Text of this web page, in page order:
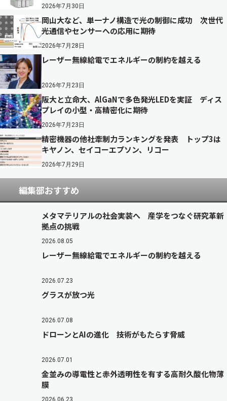
2026年7月30日
岡山大など、単一ナノ構造で光の制御に成功 次世代
光通信やセンサーへの応用に期待
2026年7月28日
レーザー無線給電でエネルギーの制約を越える
2026年7月23日
阪大と立命大、AlGaNで多色発光LEDを実証 ディス
プレイの小型・高精密化に期待
2026年7月23日
精密機器の他社牽制力ランキングを発表 トップ3は
キヤノン、セイコーエプソン、リコー
2026年7月29日
編集部おすすめ
メタマテリアルの社会実装へ 産学をつなぐ研究革新
拠点の挑戦
2026.08.05
レーザー無線給電でエネルギーの制約を越える
2026.07.23
グラスが放つ光
2026.07.08
ドローンとAIの進化 技術がもたらす脅威
2026.07.01
金並みの導電性と赤外透明性を有する高耐久酸化物薄
膜
2026.06.23